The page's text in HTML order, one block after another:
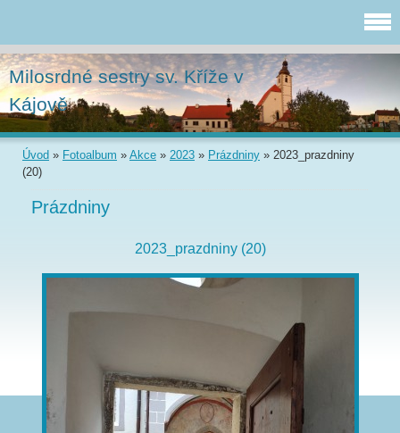
Milosrdné sestry sv. Kříže v
Kájově
Úvod » Fotoalbum » Akce » 2023 » Prázdniny » 2023_prazdniny
(20)
Prázdniny
2023_prazdniny (20)